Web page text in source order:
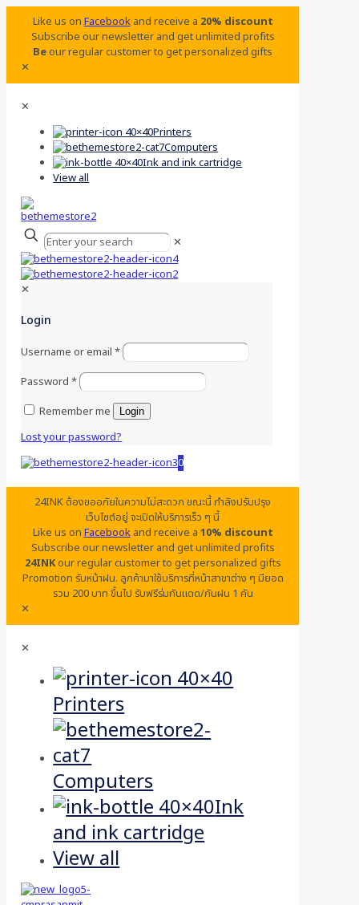
Like us onFacebookand receive a 20% discount
Subscribe our newsletter and get unlimited profits
Beour regular customer to get personalized gifts
✕
✕
Printers
Computers
Ink and ink cartridge
View all
✕
✕
Login
Username or email*
Password*
Remember me
Login
Lost your password?
0
24INK ต้องขออภัยในความไม่สะดวก ขณะนี้ กำลังปรับปรุง
เว็บไซต์อยู่ จะเปิดให้บริการเร็ว ๆ นี้
Like us onFacebookand receive a 10% discount
Subscribe our newsletter and get unlimited profits
24INKour regular customer to get personalized gifts
Promotion รับหน้าฝน. ลูกค้ามาใช้บริการที่หน้าสาขาต่าง ๆ มียอด
รวม 200 บาท ขึ้นไป รับฟรีร่มกันแดด/กันฝน 1 คัน
✕
✕
Printers
Computers
Ink
and ink cartridge
View all